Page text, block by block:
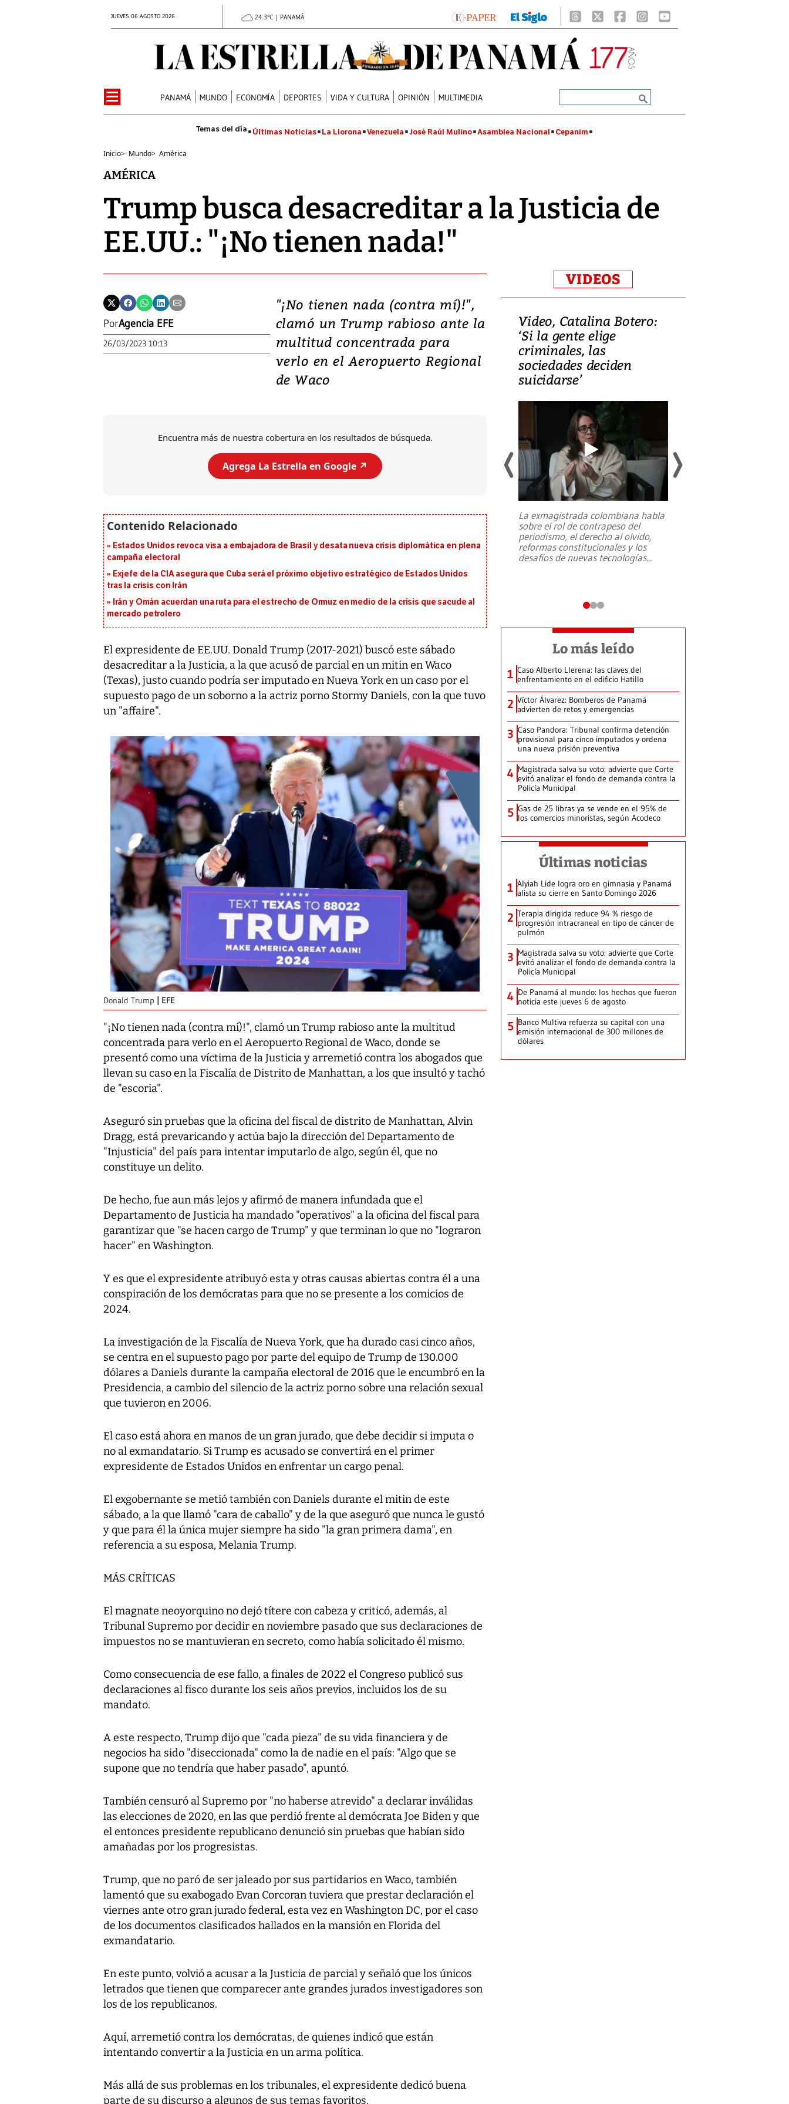
JUEVES 06 AGOSTO 2026 24.3°C | PANAMÁ
PANAMÁ MUNDO ECONOMÍA DEPORTES VIDA Y CULTURA OPINIÓN MULTIMEDIA
Últimas Noticias La Llorona Venezuela José Raúl Mulino Asamblea Nacional Cepanim
Inicio> Mundo> América
AMÉRICA
Trump busca desacreditar a la Justicia de
EE.UU.: "¡No tienen nada!"
PorAgencia EFE
26/03/2023 10:13
"¡No tienen nada (contra mí)!",
clamó un Trump rabioso ante la
multitud concentrada para
verlo en el Aeropuerto Regional
de Waco
Encuentra más de nuestra cobertura en los resultados de búsqueda.
Agrega La Estrella en Google ↗️
Estados Unidos revoca visa a embajadora de Brasil y desata nueva crisis diplomática en plena
campaña electoral
Exjefe de la CIA asegura que Cuba será el próximo objetivo estratégico de Estados Unidos
tras la crisis con Irán
Irán y Omán acuerdan una ruta para el estrecho de Ormuz en medio de la crisis que sacude al
mercado petrolero
El expresidente de EE.UU. Donald Trump (2017-2021) buscó este sábado
desacreditar a la Justicia, a la que acusó de parcial en un mitin en Waco
(Texas), justo cuando podría ser imputado en Nueva York en un caso por el
supuesto pago de un soborno a la actriz porno Stormy Daniels, con la que tuvo
un "affaire".
Donald Trump EFE
"¡No tienen nada (contra mí)!", clamó un Trump rabioso ante la multitud
concentrada para verlo en el Aeropuerto Regional de Waco, donde se
presentó como una víctima de la Justicia y arremetió contra los abogados que
llevan su caso en la Fiscalía de Distrito de Manhattan, a los que insultó y tachó
de "escoria".
Aseguró sin pruebas que la oficina del fiscal de distrito de Manhattan, Alvin
Dragg, está prevaricando y actúa bajo la dirección del Departamento de
"Injusticia" del país para intentar imputarlo de algo, según él, que no
constituye un delito.
De hecho, fue aun más lejos y afirmó de manera infundada que el
Departamento de Justicia ha mandado "operativos" a la oficina del fiscal para
garantizar que "se hacen cargo de Trump" y que terminan lo que no "lograron
hacer" en Washington.
Y es que el expresidente atribuyó esta y otras causas abiertas contra él a una
conspiración de los demócratas para que no se presente a los comicios de
2024.
La investigación de la Fiscalía de Nueva York, que ha durado casi cinco años,
se centra en el supuesto pago por parte del equipo de Trump de 130.000
dólares a Daniels durante la campaña electoral de 2016 que le encumbró en la
Presidencia, a cambio del silencio de la actriz porno sobre una relación sexual
que tuvieron en 2006.
El caso está ahora en manos de un gran jurado, que debe decidir si imputa o
no al exmandatario. Si Trump es acusado se convertirá en el primer
expresidente de Estados Unidos en enfrentar un cargo penal.
El exgobernante se metió también con Daniels durante el mitin de este
sábado, a la que llamó "cara de caballo" y de la que aseguró que nunca le gustó
y que para él la única mujer siempre ha sido "la gran primera dama", en
referencia a su esposa, Melania Trump.
MÁS CRÍTICAS
El magnate neoyorquino no dejó títere con cabeza y criticó, además, al
Tribunal Supremo por decidir en noviembre pasado que sus declaraciones de
impuestos no se mantuvieran en secreto, como había solicitado él mismo.
Como consecuencia de ese fallo, a finales de 2022 el Congreso publicó sus
declaraciones al fisco durante los seis años previos, incluidos los de su
mandato.
A este respecto, Trump dijo que "cada pieza" de su vida financiera y de
negocios ha sido "diseccionada" como la de nadie en el país: "Algo que se
supone que no tendría que haber pasado", apuntó.
También censuró al Supremo por "no haberse atrevido" a declarar inválidas
las elecciones de 2020, en las que perdió frente al demócrata Joe Biden y que
el entonces presidente republicano denunció sin pruebas que habían sido
amañadas por los progresistas.
Trump, que no paró de ser jaleado por sus partidarios en Waco, también
lamentó que su exabogado Evan Corcoran tuviera que prestar declaración el
viernes ante otro gran jurado federal, esta vez en Washington DC, por el caso
de los documentos clasificados hallados en la mansión en Florida del
exmandatario.
En este punto, volvió a acusar a la Justicia de parcial y señaló que los únicos
letrados que tienen que comparecer ante grandes jurados investigadores son
los de los republicanos.
Aquí, arremetió contra los demócratas, de quienes indicó que están
intentando convertir a la Justicia en un arma política.
Más allá de sus problemas en los tribunales, el expresidente dedicó buena
parte de su discurso a algunos de sus temas favoritos.
VIDEOS
Video, Japón: Terremoto
deja heridos y graves
daños en Kumamoto
al sur de Japón, provocando una
Video, Catalina Botero:
‘Si la gente elige
criminales, las
sociedades deciden
suicidarse’
La exmagistrada colombiana habla
sobre el rol de contrapeso del
periodismo, el derecho al olvido,
reformas constitucionales y los
desafíos de nuevas tecnologías...
Lo más leído
1 Caso Alberto Llerena: las claves del
enfrentamiento en el edificio Hatillo
2 Víctor Álvarez: Bomberos de Panamá
advierten de retos y emergencias
3 Caso Pandora: Tribunal confirma detención
provisional para cinco imputados y ordena
una nueva prisión preventiva
4 Magistrada salva su voto: advierte que Corte
evitó analizar el fondo de demanda contra la
Policía Municipal
5 Gas de 25 libras ya se vende en el 95% de
los comercios minoristas, según Acodeco
Últimas noticias
1 Alyiah Lide logra oro en gimnasia y Panamá
alista su cierre en Santo Domingo 2026
2 Terapia dirigida reduce 94 % riesgo de
progresión intracraneal en tipo de cáncer de
pulmón
3 Magistrada salva su voto: advierte que Corte
evitó analizar el fondo de demanda contra la
Policía Municipal
4 De Panamá al mundo: los hechos que fueron
noticia este jueves 6 de agosto
5 Banco Multiva refuerza su capital con una
emisión internacional de 300 millones de
dólares